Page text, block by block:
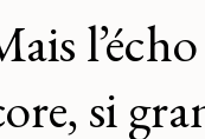
si